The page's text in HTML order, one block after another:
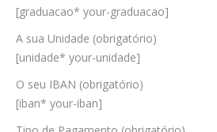
[graduacao* your-graduacao]
A sua Unidade (obrigatório)
[unidade* your-unidade]
O seu IBAN (obrigatório)
[iban* your-iban]